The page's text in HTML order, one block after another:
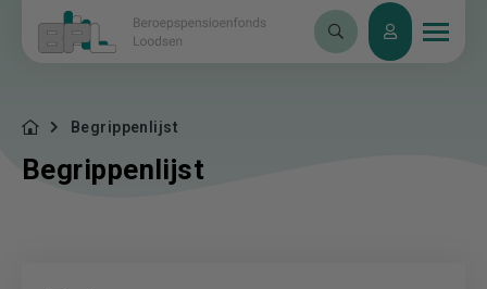
Begrippenlijst
Begrippenlijst